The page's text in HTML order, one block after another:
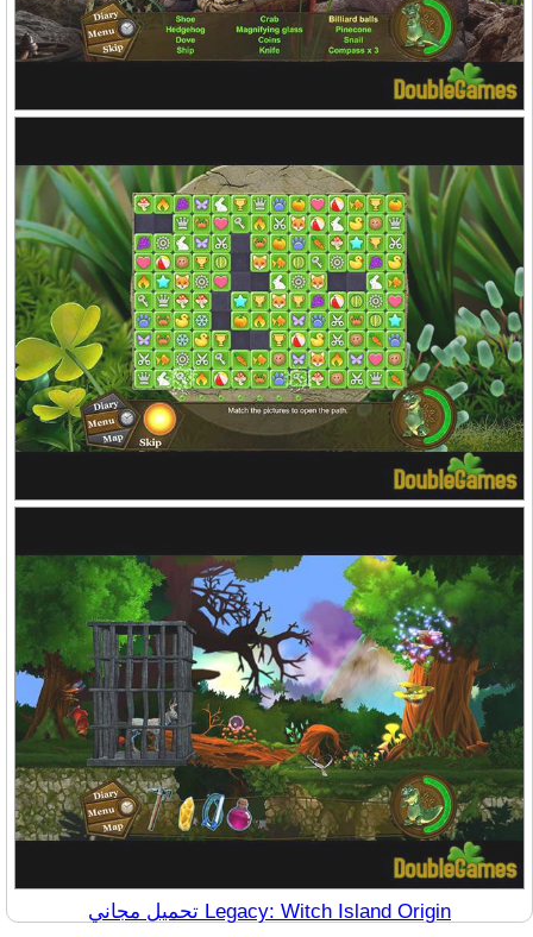
تحميل مجاني Legacy: Witch Island Origin